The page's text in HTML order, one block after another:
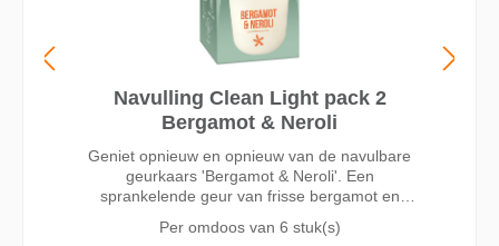
Navulling Clean Light pack 2
Bergamot & Neroli
Geniet opnieuw en opnieuw van de navulbare
geurkaars 'Bergamot & Neroli'. Een
sprankelende geur van frisse bergamot en
CleanLight-houder brandt de geurkaars
Per omdoos van 6 stuk(s)